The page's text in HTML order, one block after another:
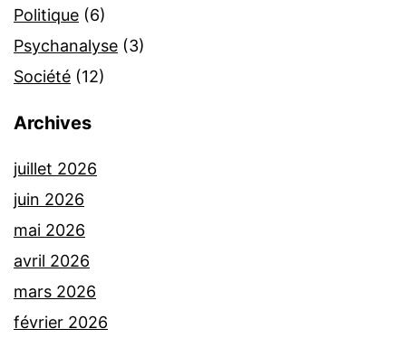
Politique (6)
Psychanalyse (3)
Société (12)
Archives
juillet 2026
juin 2026
mai 2026
avril 2026
mars 2026
février 2026